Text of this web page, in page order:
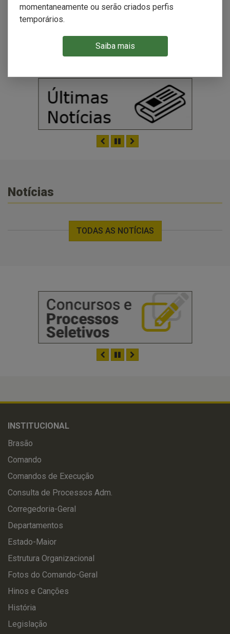
momentaneamente ou serão criados perfis
temporários.
Saiba mais
ANTERIOR
PAUSARPRÓXIMO
ANTERIOR
PAUSAR
Notícias
TODAS AS NOTÍCIAS
ANTERIOR
PAUSAR
INSTITUCIONAL
Brasão
Comando
Comandos de Execução
Consulta de Processos Adm.
Corregedoria-Geral
Departamentos
Estado-Maior
Estrutura Organizacional
Fotos do Comando-Geral
Hinos e Canções
História
Legislação